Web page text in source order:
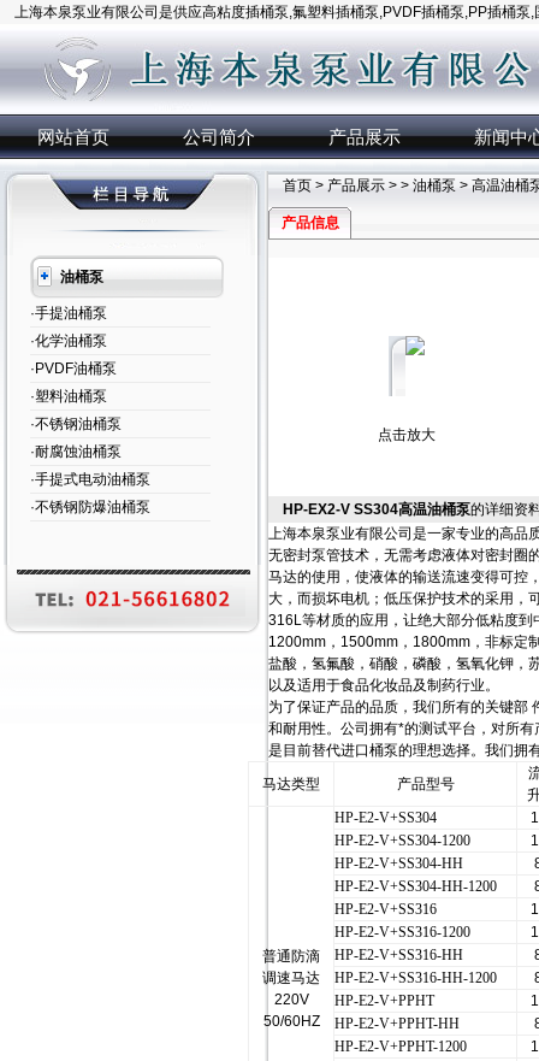
上海本泉泵业有限公司是供应高粘度插桶泵,氟塑料插桶泵,PVDF插桶泵,PP插桶泵
网站首页 公司简介 产品展示 新闻中
油桶泵
·手提油桶泵
·化学油桶泵
·PVDF油桶泵
·塑料油桶泵
·不锈钢油桶泵
·耐腐蚀油桶泵
·手提式电动油桶泵
·不锈钢防爆油桶泵
首页 > 产品展示 > > 油桶泵 > 高温油桶
产品信息
点击放大
HP-EX2-V SS304高温油桶泵的详细资
上海本泉泵业有限公司是一家专业的高品
无密封泵管技术，无需考虑液体对密封圈
马达的使用，使液体的输送流速变得可控
大，而损坏电机；低压保护技术的采用，
316L等材质的应用，让绝大部分低粘度
1200mm，1500mm，1800mm，非标定
盐酸，氢氟酸，硝酸，磷酸，氢氧化钾，
以及适用于食品化妆品及制药行业。
为了保证产品的品质，我们所有的关键部
和耐用性。公司拥有*的测试平台，对所
是目前替代进口桶泵的理想选择。我们拥
马达类型
产品型号
普通防滴
调速马达
220V
50/60HZ
HP-E2-V+SS304
HP-E2-V+SS304-1200
HP-E2-V+SS304-HH
HP-E2-V+SS304-HH-1200
HP-E2-V+SS316
HP-E2-V+SS316-1200
HP-E2-V+SS316-HH
HP-E2-V+SS316-HH-1200
HP-E2-V+PPHT
HP-E2-V+PPHT-HH
HP-E2-V+PPHT-1200